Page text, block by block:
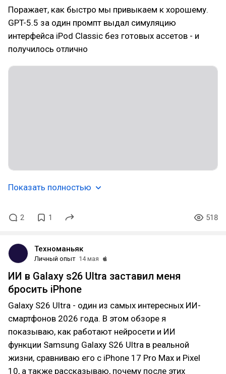
Поражает, как быстро мы привыкаем к хорошему.
GPT-5.5 за один промпт выдал симуляцию
интерфейса iPod Classic без готовых ассетов - и
получилось отлично
Показать полностью
2 1 518
Техноманьяк
Личный опыт 14 мая
ИИ в Galaxy s26 Ultra заставил меня
бросить iPhone
Galaxy S26 Ultra - один из самых интересных ИИ-
смартфонов 2026 года. В этом обзоре я
показываю, как работают нейросети и ИИ
функции Samsung Galaxy S26 Ultra в реальной
жизни, сравниваю его с iPhone 17 Pro Max и Pixel
10, а также рассказываю, почему после этих